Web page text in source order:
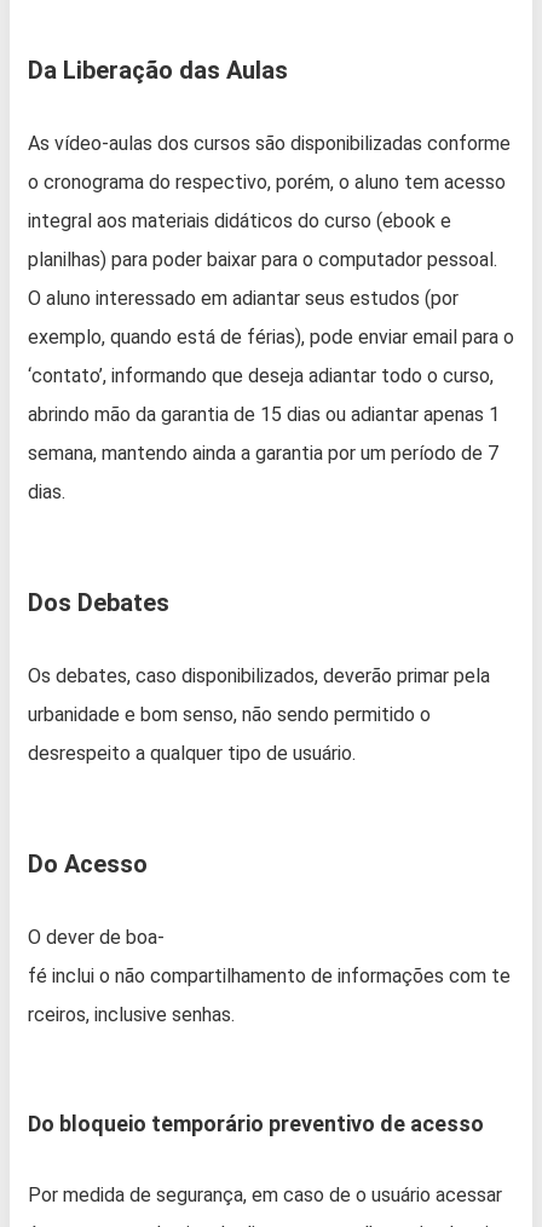
Da Liberação das Aulas
As vídeo-aulas dos cursos são disponibilizadas conforme
o cronograma do respectivo, porém, o aluno tem acesso
integral aos materiais didáticos do curso (ebook e
planilhas) para poder baixar para o computador pessoal.
O aluno interessado em adiantar seus estudos (por
exemplo, quando está de férias), pode enviar email para o
‘contato’, informando que deseja adiantar todo o curso,
abrindo mão da garantia de 15 dias ou adiantar apenas 1
semana, mantendo ainda a garantia por um período de 7
dias.
Dos Debates
Os debates, caso disponibilizados, deverão primar pela
urbanidade e bom senso, não sendo permitido o
desrespeito a qualquer tipo de usuário.
Do Acesso
O dever de boa-
fé inclui o não compartilhamento de informações com te
rceiros, inclusive senhas.
Do bloqueio temporário preventivo de acesso
Por medida de segurança, em caso de o usuário acessar